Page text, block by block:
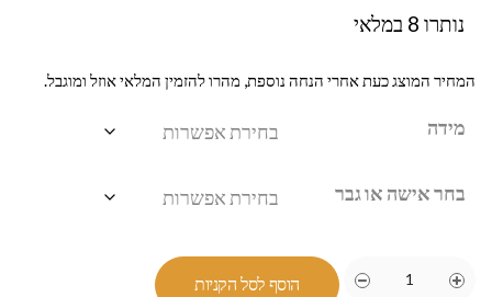
נותרו 8 במלאי
המחיר המוצג כעת אחרי הנחה נוספת, מהרו להזמין המלאי אוזל ומוגבל.
מידה
בחר אישה או גבר
הוסף לסל הקניות